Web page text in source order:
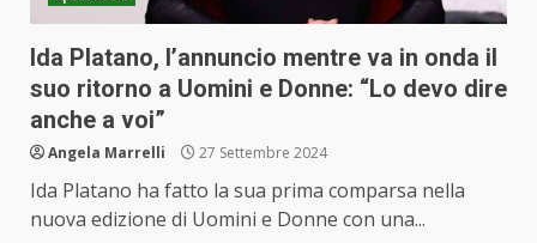
Ida Platano, l’annuncio mentre va in onda il
suo ritorno a Uomini e Donne: “Lo devo dire
anche a voi”
Angela Marrelli 27 Settembre 2024
Ida Platano ha fatto la sua prima comparsa nella
nuova edizione di Uomini e Donne con una...